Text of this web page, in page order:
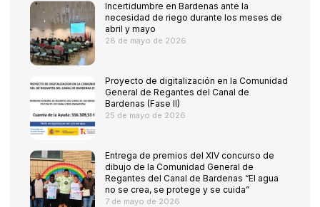
Incertidumbre en Bardenas ante la
necesidad de riego durante los meses de
abril y mayo
28 de mayo de 2026
Proyecto de digitalización en la Comunidad
General de Regantes del Canal de
Bardenas (Fase II)
25 de mayo de 2026
Entrega de premios del XIV concurso de
dibujo de la Comunidad General de
Regantes del Canal de Bardenas “El agua
no se crea, se protege y se cuida”
7 de mayo de 2026